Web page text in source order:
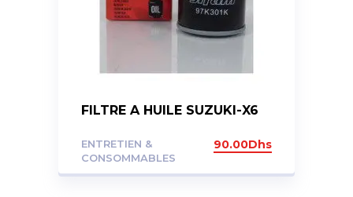
FILTRE A HUILE SUZUKI-X6
ENTRETIEN &
CONSOMMABLES
90.00Dhs